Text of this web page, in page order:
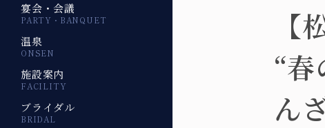
宴会・会議
PARTY・BANQUET
温泉
ONSEN
施設案内
FACILITY
ブライダル
BRIDAL
【
“
ん